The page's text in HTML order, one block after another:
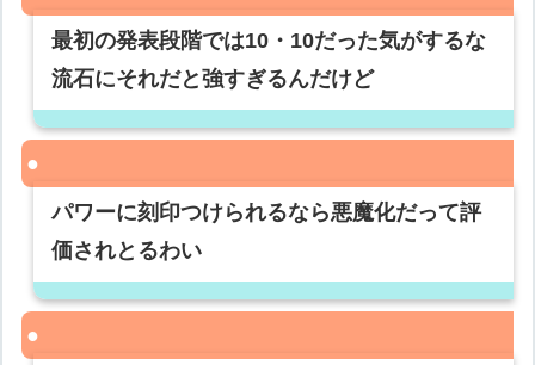
最初の発表段階では10・10だった気がするな
流石にそれだと強すぎるんだけど
パワーに刻印つけられるなら悪魔化だって評
価されとるわい